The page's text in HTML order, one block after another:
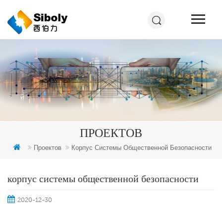
ПРОЕКТОВ
Проектов Корпус Системы Общественной Безопасности
корпус системы общественной безопасности
2020-12-30